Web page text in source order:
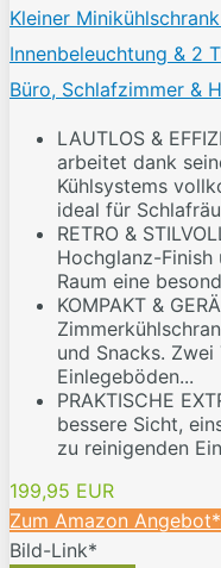
Kleiner
Innenbeleuchtung & 2
Büro, Schlafzimmer &
LAUTLOS &
arbeitet dank
Kühlsystems
ideal für
RETRO &
Hochglanz-
Raum eine
KOMPAKT &
und Snacks.
Einlegeböden...
PRAKTISCHE
bessere Sicht,
zu reinigenden
199,95 EUR
Zum Amazon Angebot*
Bild-Link*